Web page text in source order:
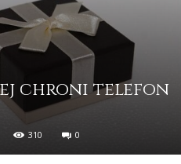
chroni telefon
310 0